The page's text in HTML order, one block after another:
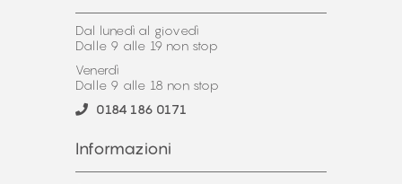
Dal lunedì al giovedì
Dalle 9 alle 19 non stop
Venerdì
Dalle 9 alle 18 non stop
0184 186 0171
Informazioni